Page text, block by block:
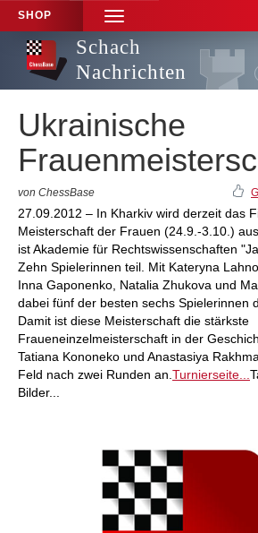
SHOP
TOGGLE
NAVIGATION
Schach
Nachrichten
Ukrainische
von ChessBase
27.09.2012 – In Kharkiv wird derzeit das
Meisterschaft der Frauen (24.9.-3.10.)
ist Akademie für Rechtswissenschaften
Zehn Spielerinnen teil. Mit Kateryna
Inna Gaponenko, Natalia Zhukova und
dabei fünf der besten sechs Spielerinnen
Damit ist diese Meisterschaft die stärkste
Fraueneinzelmeisterschaft in der
Tatiana Kononeko und Anastasiya
Feld nach zwei Runden an. Turnierseite...
Bilder...